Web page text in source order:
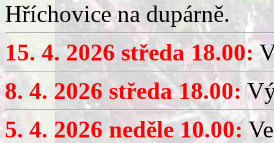
Hříchovice na dupárně.
15. 4. 2026 středa 18.00:
8. 4. 2026 středa 18.00:
5. 4. 2026 neděle 10.00: